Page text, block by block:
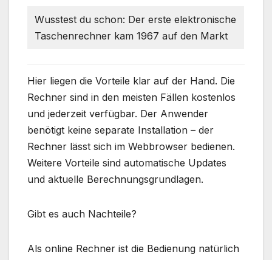
Wusstest du schon: Der erste elektronische
Taschenrechner kam 1967 auf den Markt
Hier liegen die Vorteile klar auf der Hand. Die
Rechner sind in den meisten Fällen kostenlos
und jederzeit verfügbar. Der Anwender
benötigt keine separate Installation – der
Rechner lässt sich im Webbrowser bedienen.
Weitere Vorteile sind automatische Updates
und aktuelle Berechnungsgrundlagen.
Gibt es auch Nachteile?
Als online Rechner ist die Bedienung natürlich